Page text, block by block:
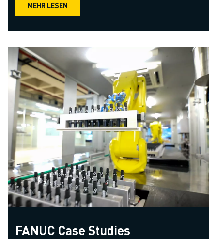
MEHR LESEN
FANUC Case Studies